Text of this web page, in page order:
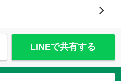
LINEで共有する